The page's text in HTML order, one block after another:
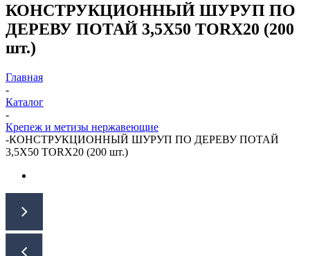
КОНСТРУКЦИОННЫЙ ШУРУП ПО
ДЕРЕВУ ПОТАЙ 3,5Х50 TORX20 (200
шт.)
Главная
-
Каталог
-
Крепеж и метизы нержавеющие
-КОНСТРУКЦИОННЫЙ ШУРУП ПО ДЕРЕВУ ПОТАЙ
3,5Х50 TORX20 (200 шт.)